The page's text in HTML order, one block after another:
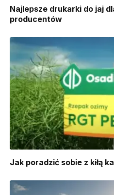
Najlepsze drukarki do jaj
producentów
​Jak poradzić sobie z kiłą